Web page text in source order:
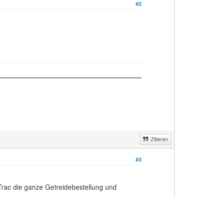
#2
Zitieren
#3
die ganze Getreidebestellung und